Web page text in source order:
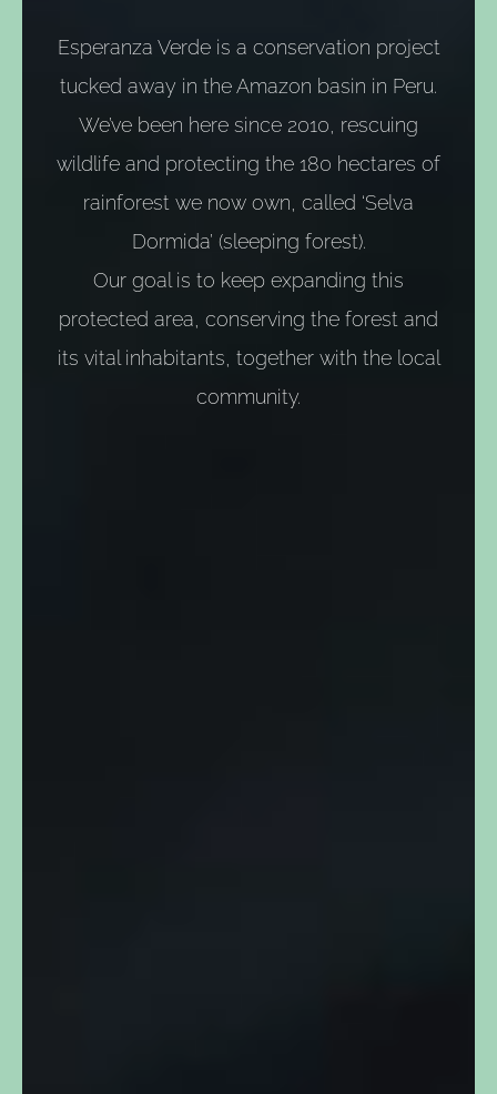
Esperanza Verde is a conservation project
tucked away in the Amazon basin in Peru.
We’ve been here since 2010, rescuing
wildlife and protecting the 180 hectares of
rainforest we now own, called ‘Selva
Dormida’ (sleeping forest).
Our goal is to keep expanding this
protected area, conserving the forest and
its vital inhabitants, together with the local
community.